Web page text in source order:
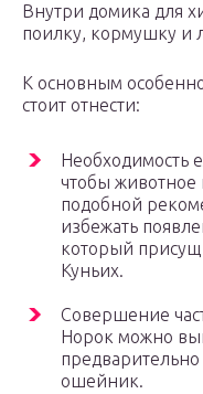
Внутри домика для
поилку, кормушку и
К основным
стоит отнести:
Необходимость
чтобы
подобной
избежать
который присущ
Куньих.
Совершение
Норок можно
ошейник.